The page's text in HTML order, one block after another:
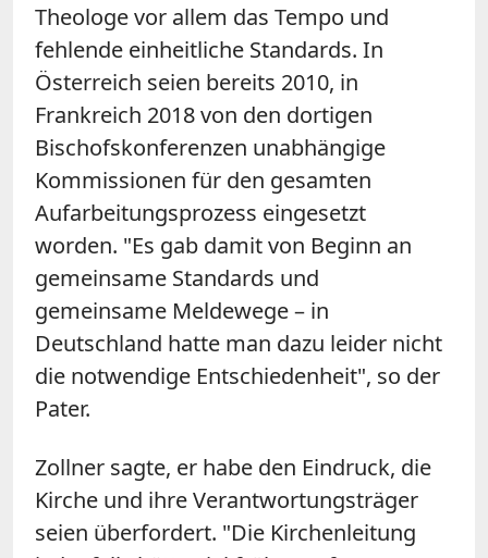
Theologe vor allem das Tempo und
fehlende einheitliche Standards. In
Österreich seien bereits 2010, in
Frankreich 2018 von den dortigen
Bischofskonferenzen unabhängige
Kommissionen für den gesamten
Aufarbeitungsprozess eingesetzt
worden. "Es gab damit von Beginn an
gemeinsame Standards und
gemeinsame Meldewege – in
Deutschland hatte man dazu leider nicht
die notwendige Entschiedenheit", so der
Pater.
Zollner sagte, er habe den Eindruck, die
Kirche und ihre Verantwortungsträger
seien überfordert. "Die Kirchenleitung